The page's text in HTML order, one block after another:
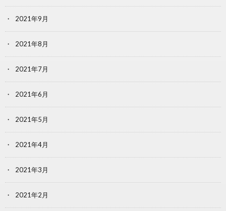
2021年9月
2021年8月
2021年7月
2021年6月
2021年5月
2021年4月
2021年3月
2021年2月